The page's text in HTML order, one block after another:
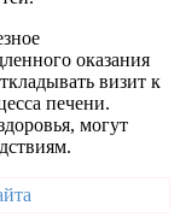
оказания
визит к
печени.
могут